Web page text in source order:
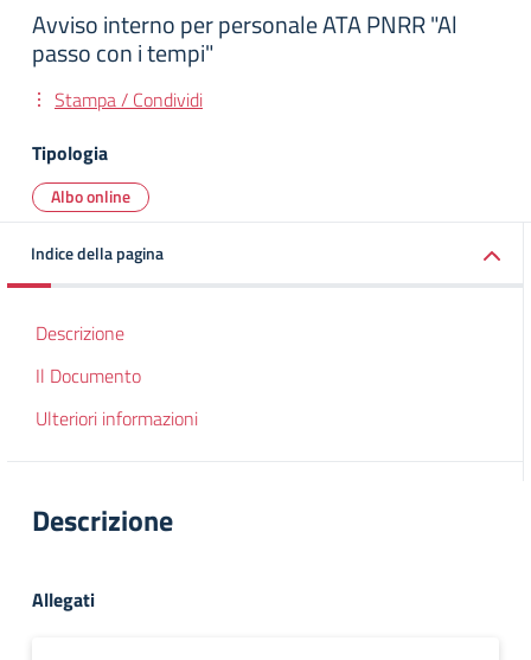
Avviso interno per personale ATA PNRR "Al
passo con i tempi"
Stampa / Condividi
Tipologia
Albo online
Indice della pagina
Descrizione
Il Documento
Ulteriori informazioni
Descrizione
Allegati